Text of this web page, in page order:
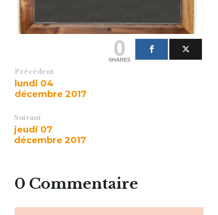
0
SHARES
Précédent
lundi 04
décembre 2017
Suivant
jeudi 07
décembre 2017
0 Commentaire